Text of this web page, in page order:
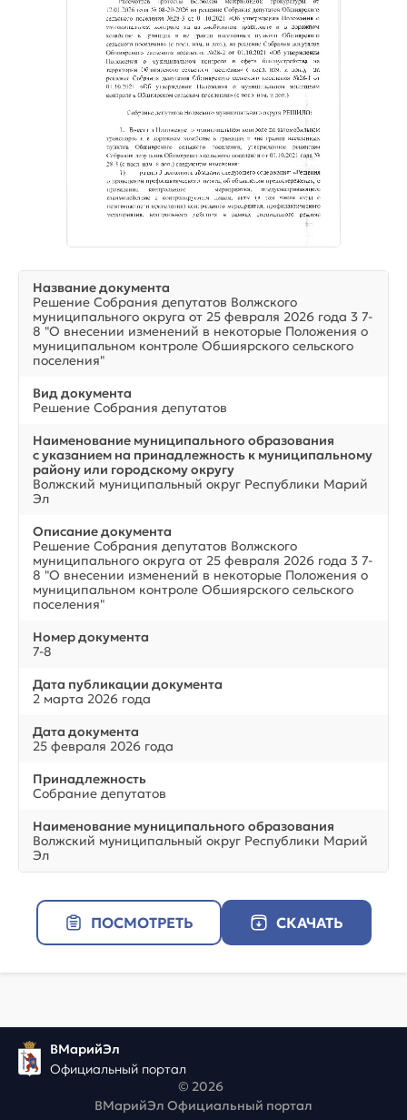
Название документа
Решение Собрания депутатов Волжского
муниципального округа от 25 февраля 2026 года 3 7-
8 "О внесении изменений в некоторые Положения о
муниципальном контроле Обшиярского сельского
поселения"
Вид документа
Решение Собрания депутатов
Наименование муниципального образования
с указанием на принадлежность к муниципальному
району или городскому округу
Волжский муниципальный округ Республики Марий
Эл
Описание документа
Решение Собрания депутатов Волжского
муниципального округа от 25 февраля 2026 года 3 7-
8 "О внесении изменений в некоторые Положения о
муниципальном контроле Обшиярского сельского
поселения"
Номер документа
7-8
Дата публикации документа
2 марта 2026 года
Дата документа
25 февраля 2026 года
Принадлежность
Собрание депутатов
Наименование муниципального образования
Волжский муниципальный округ Республики Марий
Эл
ПОСМОТРЕТЬ СКАЧАТЬ
ВМарийЭл
Официальный портал
© 2026
ВМарийЭл Официальный портал